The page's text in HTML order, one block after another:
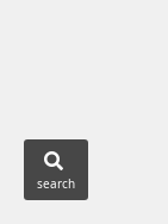
search